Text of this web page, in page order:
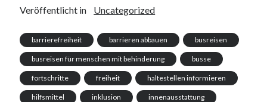
Veröffentlicht in Uncategorized
barrierefreiheit barrieren abbauen busreisen
busreisen für menschen mit behinderung busse
fortschritte freiheit haltestellen informieren
hilfsmittel inklusion innenausstattung